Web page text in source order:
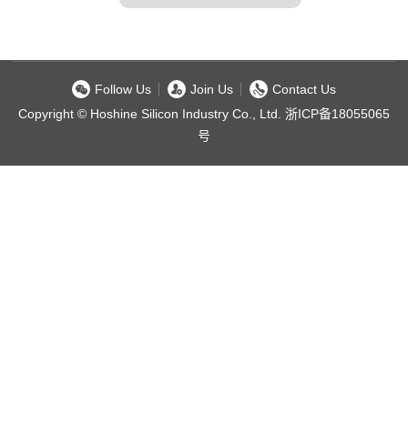
Follow Us Join Us
Contact Us
Copyright © Hoshine Silicon Industry Co., Ltd. 浙ICP备18055065
号